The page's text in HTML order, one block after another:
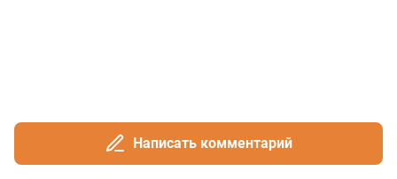
Написать комментарий